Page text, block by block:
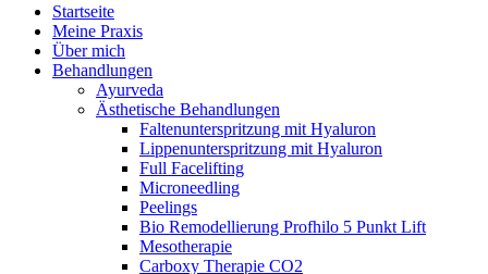
Startseite
Meine Praxis
Über mich
Behandlungen
Ayurveda
Ästhetische Behandlungen
Faltenunterspritzung mit Hyaluron
Lippenunterspritzung mit Hyaluron
Full Facelifting
Microneedling
Peelings
Bio Remodellierung Profhilo 5 Punkt Lift
Mesotherapie
Carboxy Therapie CO2